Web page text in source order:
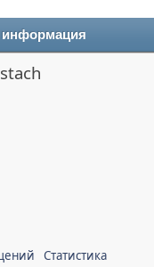
Статистика